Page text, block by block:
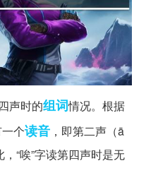
声时的组词情况。根据
个读音 ，即第二声（ā
“唉”字读第四声时是无